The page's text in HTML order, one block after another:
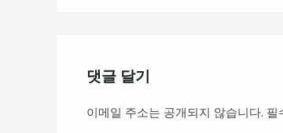
댓글 달기
이메일 주소는 공개되지 않습니다. 필